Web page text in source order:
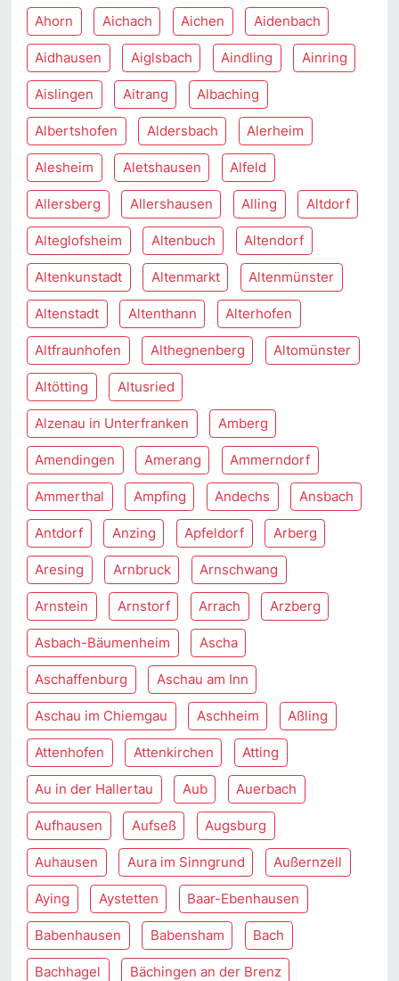
Ahorn Aichach Aichen Aidenbach
Aidhausen Aiglsbach Aindling Ainring
Aislingen Aitrang Albaching
Albertshofen Aldersbach Alerheim
Alesheim Aletshausen Alfeld
Allersberg Allershausen Alling Altdorf
Alteglofsheim Altenbuch Altendorf
Altenkunstadt Altenmarkt Altenmünster
Altenstadt Altenthann Alterhofen
Altfraunhofen Althegnenberg Altomünster
Altötting Altusried
Alzenau in Unterfranken Amberg
Amendingen Amerang Ammerndorf
Ammerthal Ampfing Andechs Ansbach
Antdorf Anzing Apfeldorf Arberg
Aresing Arnbruck Arnschwang
Arnstein Arnstorf Arrach Arzberg
Asbach-Bäumenheim Ascha
Aschaffenburg Aschau am Inn
Aschau im Chiemgau Aschheim Aßling
Attenhofen Attenkirchen Atting
Au in der Hallertau Aub Auerbach
Aufhausen Aufseß Augsburg
Auhausen Aura im Sinngrund Außernzell
Aying Aystetten Baar-Ebenhausen
Babenhausen Babensham Bach
Bachhagel Bächingen an der Brenz